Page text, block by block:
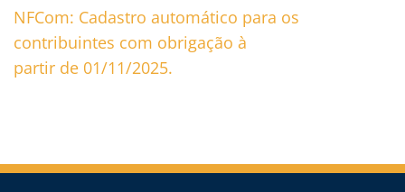
NFCom: Cadastro automático para os
contribuintes com obrigação à
partir de 01/11/2025.